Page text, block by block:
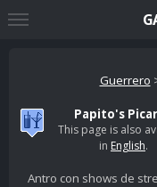
Guerrero
Papito's
This page is also
in English.
Antro con shows de